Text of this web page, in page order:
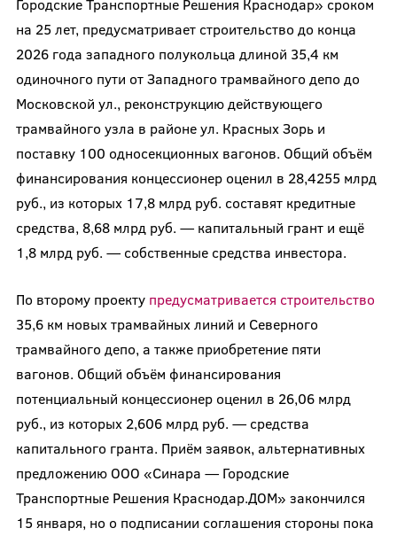
Городские Транспортные Решения Краснодар» сроком
на 25 лет, предусматривает строительство до конца
2026 года западного полукольца длиной 35,4 км
одиночного пути от Западного трамвайного депо до
Московской ул., реконструкцию действующего
трамвайного узла в районе ул. Красных Зорь и
поставку 100 односекционных вагонов. Общий объём
финансирования концессионер оценил в 28,4255 млрд
руб., из которых 17,8 млрд руб. составят кредитные
средства, 8,68 млрд руб. — капитальный грант и ещё
1,8 млрд руб. — собственные средства инвестора.
По второму проекту предусматривается строительство
35,6 км новых трамвайных линий и Северного
трамвайного депо, а также приобретение пяти
вагонов. Общий объём финансирования
потенциальный концессионер оценил в 26,06 млрд
руб., из которых 2,606 млрд руб. — средства
капитального гранта. Приём заявок, альтернативных
предложению ООО «Синара — Городские
Транспортные Решения Краснодар.ДОМ» закончился
15 января, но о подписании соглашения стороны пока